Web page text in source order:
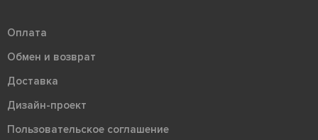
Оплата
Обмен и возврат
Доставка
Дизайн-проект
Пользовательское соглашение